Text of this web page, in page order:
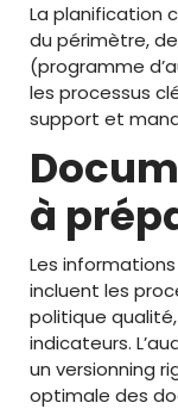
La planification
du périmètre,
(programme
les processus
support et
à
Les
incluent les
politique
indicateurs.
un versionning
optimale des